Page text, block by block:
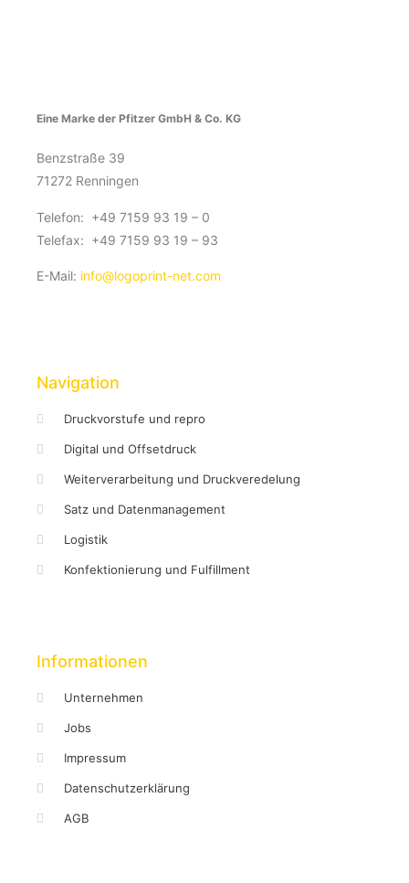
Eine Marke der Pfitzer GmbH & Co. KG
Benzstraße 39
71272 Renningen
Telefon: +49 7159 93 19 – 0
Telefax: +49 7159 93 19 – 93
E-Mail: info@logoprint-net.com
Navigation
Druckvorstufe und repro
Digital und Offsetdruck
Weiterverarbeitung und Druckveredelung
Satz und Datenmanagement
Logistik
Konfektionierung und Fulfillment
Informationen
Unternehmen
Jobs
Impressum
Datenschutzerklärung
AGB